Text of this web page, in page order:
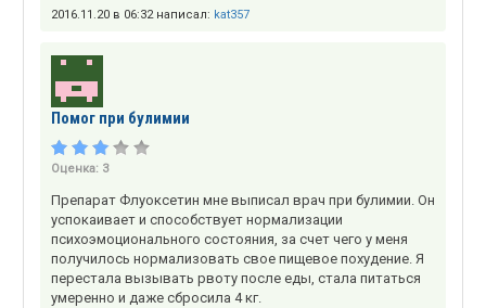
2016.11.20 в 06:32 написал: kat357
Помог при булимии
Оценка: 3
Препарат Флуоксетин мне выписал врач при булимии. Он
успокаивает и способствует нормализации
психоэмоционального состояния, за счет чего у меня
получилось нормализовать свое пищевое похудение. Я
перестала вызывать рвоту после еды, стала питаться
умеренно и даже сбросила 4 кг.